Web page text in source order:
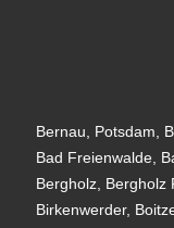
Bernau, Potsdam,
Bad Freienwalde,
Bergholz, Bergholz
Birkenwerder,